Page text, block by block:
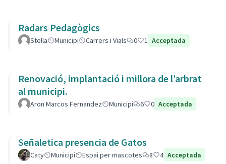
Radars Pedagògics
Stella Municipi Carrers i Vials 0 1 Acceptada
Renovació, implantació i millora de l’arbrat
al municipi.
Aron Marcos Fernandez Municipi 6 0 Acceptada
Señaletica presencia de Gatos
Caty Municipi Espai per mascotes 8 4 Acceptada